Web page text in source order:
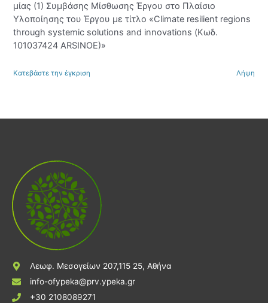
μίας (1) Συμβάσης Μίσθωσης Έργου στο Πλαίσιο
Υλοποίησης του Έργου με τίτλο «Climate resilient regions
through systemic solutions and innovations (Κωδ.
101037424 ARSINOE)»
Κατεβάστε την έγκριση Λήψη
Λεωφ. Μεσογείων 207,115 25, Αθήνα
info-ofypeka@prv.ypeka.gr
+30 2108089271